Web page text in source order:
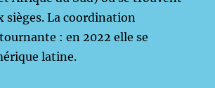
sièges. La coordination
: en 2022 elle se
latine.